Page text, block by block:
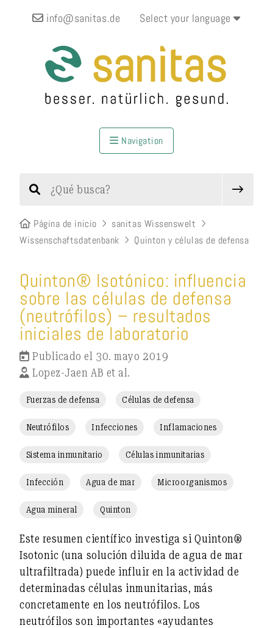
info@sanitas.de Select your language
Navigation
Página de inicio
sanitas Wissenswelt
Wissenschaftsdatenbank
Quinton y células de defensa
Quinton® Isotónico: influencia
sobre las células de defensa
(neutrófilos) – resultados
iniciales de laboratorio
Publicado el 30. mayo 2019
Lopez-Jaen AB et al.
Fuerzas de defensa Células de defensa
Neutrófilos Infecciones Inflamaciones
Sistema inmunitario Células inmunitarias
Infección Agua de mar Microorganismos
Agua mineral Quinton
Este resumen científico investiga si Quinton®
Isotonic (una solución diluida de agua de mar
ultrafiltrada) puede influir en la actividad de
determinadas células inmunitarias, más
concretamente enlos neutrófilos. Los
neutrófilos son importantes «ayudantes